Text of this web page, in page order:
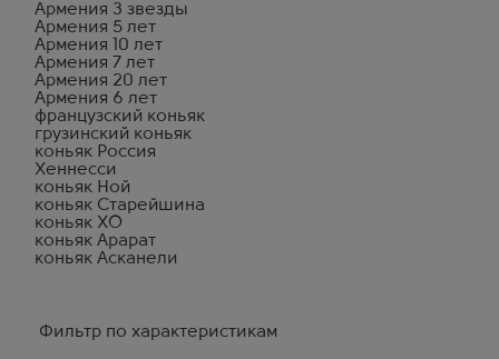
Армения 3 звезды
Армения 5 лет
Армения 10 лет
Армения 7 лет
Армения 20 лет
Армения 6 лет
французский коньяк
грузинский коньяк
коньяк Россия
Хеннесси
коньяк Ной
коньяк Старейшина
коньяк XO
коньяк Арарат
коньяк Асканели
Фильтр по характеристикам